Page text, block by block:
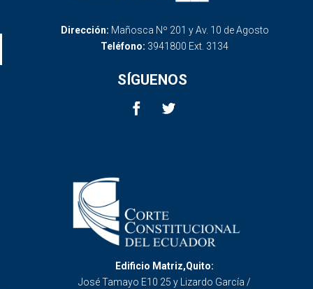
Dirección: Mañosca Nº 201 y Av. 10 de Agosto
Teléfono: 3941800 Ext. 3134
SÍGUENOS
Edificio Matriz,Quito:
José Tamayo E10 25 y Lizardo García /